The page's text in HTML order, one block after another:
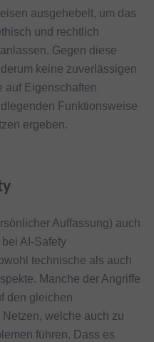
ausgehebelt, um das
und rechtlich
Gegen diese
keine zuverlässigen
auf Eigenschaften
Funktionsweise
ergeben.
Auffassung) auch
AI-Safety
technische als auch
Manche der Angriffe
den gleichen
welche auch zu
führen. Dass es